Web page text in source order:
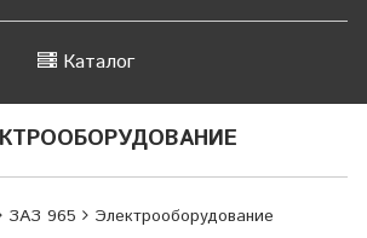
Каталог
ЗАЗ 965 Электрооборудование